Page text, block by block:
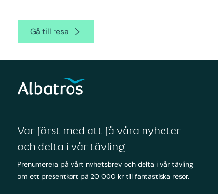
Gå till resa
Var först med att få våra nyheter
och delta i vår tävling
Prenumerera på vårt nyhetsbrev och delta i vår tävling
om ett presentkort på 20 000 kr till fantastiska resor.